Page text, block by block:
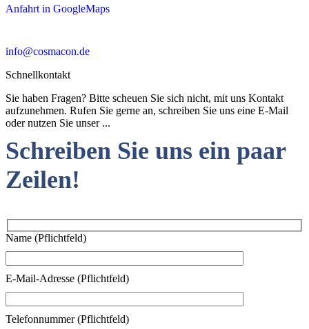
Anfahrt in GoogleMaps
info@cosmacon.de
Schnellkontakt
Sie haben Fragen? Bitte scheuen Sie sich nicht, mit uns Kontakt
aufzunehmen. Rufen Sie gerne an, schreiben Sie uns eine E-Mail
oder nutzen Sie unser ...
Schreiben Sie uns ein paar
Zeilen!
Name (Pflichtfeld)
E-Mail-Adresse (Pflichtfeld)
Telefonnummer (Pflichtfeld)